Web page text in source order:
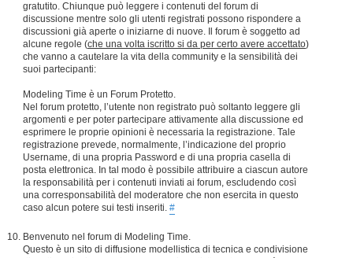
gratutito. Chiunque può leggere i contenuti del forum di
discussione mentre solo gli utenti registrati possono rispondere a
discussioni già aperte o iniziarne di nuove. Il forum è soggetto ad
alcune regole (che una volta iscritto si da per certo avere accettato)
che vanno a cautelare la vita della community e la sensibilità dei
suoi partecipanti:
Modeling Time è un Forum Protetto.
Nel forum protetto, l’utente non registrato può soltanto leggere gli
argomenti e per poter partecipare attivamente alla discussione ed
esprimere le proprie opinioni è necessaria la registrazione. Tale
registrazione prevede, normalmente, l’indicazione del proprio
Username, di una propria Password e di una propria casella di
posta elettronica. In tal modo è possibile attribuire a ciascun autore
la responsabilità per i contenuti inviati ai forum, escludendo così
una corresponsabilità del moderatore che non esercita in questo
caso alcun potere sui testi inseriti. #
Benvenuto nel forum di Modeling Time.
Questo è un sito di diffusione modellistica di tecnica e condivisione